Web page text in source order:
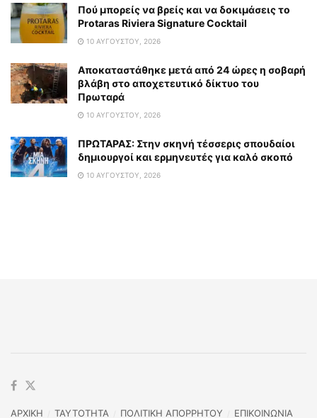
Πού μπορείς να βρείς και να δοκιμάσεις το
Protaras Riviera Signature Cocktail
10 ΑΥΓΟΎΣΤΟΥ, 2026
Αποκαταστάθηκε μετά από 24 ώρες η σοβαρή
βλάβη στο αποχετευτικό δίκτυο του
Πρωταρά
10 ΑΥΓΟΎΣΤΟΥ, 2026
ΠΡΩΤΑΡΑΣ: Στην σκηνή τέσσερις σπουδαίοι
δημιουργοί και ερμηνευτές για καλό σκοπό
10 ΑΥΓΟΎΣΤΟΥ, 2026
ΑΡΧΙΚΗ TAYTOTHTA ΠΟΛΙΤΙΚΗ ΑΠΟΡΡΗΤΟΥ ΕΠΙΚΟΙΝΩΝΙΑ